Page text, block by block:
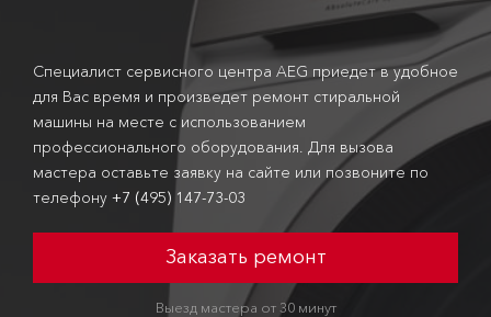
Специалист сервисного центра AEG приедет в удобное
для Вас время и произведет ремонт стиральной
машины на месте с использованием
профессионального оборудования. Для вызова
мастера оставьте заявку на сайте или позвоните по
телефону +7 (495) 147-73-03
Заказать ремонт
Выезд мастера от 30 минут